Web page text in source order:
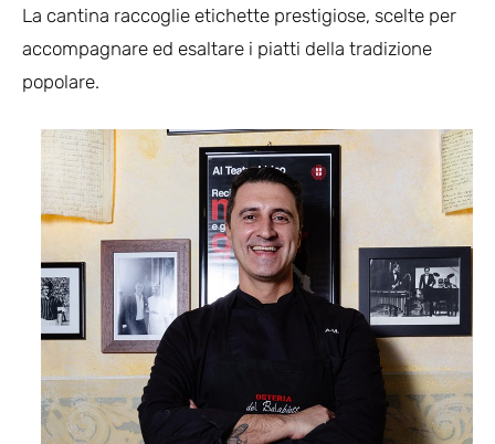
La cantina raccoglie etichette prestigiose, scelte per
accompagnare ed esaltare i piatti della tradizione
popolare.